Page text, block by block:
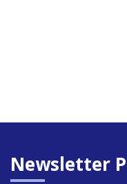
Newsletter